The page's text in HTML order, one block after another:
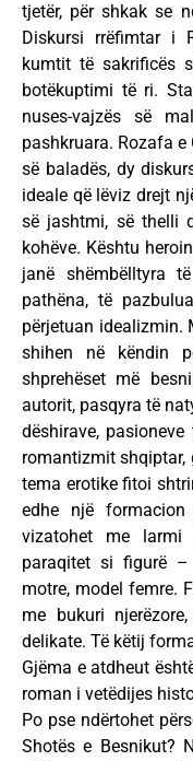
tjetër, për shkak se
Diskursi rrëfimtar i
kumtit të sakrificës
botëkuptimi të ri.
nuses-vajzës së
pashkruara. Rozafa
së baladës, dy
ideale që lëviz drejt
së jashtmi, së thelli
kohëve. Kështu
janë shëmbëlltyra
pathëna, të
përjetuan idealizmin.
shihen në këndin
shprehëset më
autorit, pasqyra të
dëshirave,
romantizmit shqiptar,
tema erotike fitoi
edhe një
vizatohet me larmi
paraqitet si figurë –
motre, model femre.
me bukuri
delikate. Të këtij
Gjëma e atdheut
roman i vetëdijes
Po pse ndërtohet
Shotës e Besnikut?